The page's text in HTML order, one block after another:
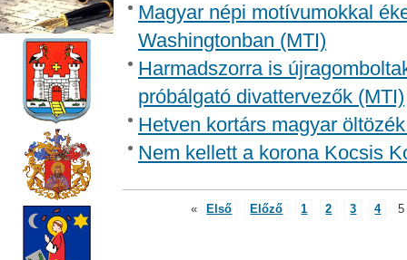
Magyar népi motívumokkal
Washingtonban (MTI)
Harmadszorra is
próbálgató divattervezők (MTI)
Hetven kortárs magyar
Nem kellett a korona Kocsis
« Első Előző 1 2 3 4 5